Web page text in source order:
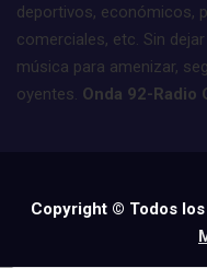
deportivos, económicos,
comerciales, etc. Sin
música para amenizar,
oyentes. Onda 92-Radio
Copyright © Todos